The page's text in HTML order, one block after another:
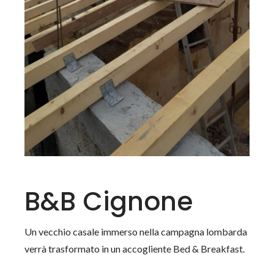
B&B Cignone
Un vecchio casale immerso nella campagna lombarda
verrà trasformato in un accogliente Bed & Breakfast.